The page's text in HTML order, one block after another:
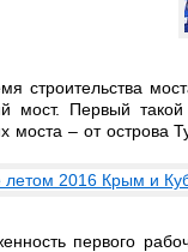
строительства
мост. Первый
моста – от острова
первого